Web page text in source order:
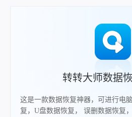
转转大师数据
这是一款数据恢复神器，可进行电
复，U盘数据恢复， 误删数据恢复